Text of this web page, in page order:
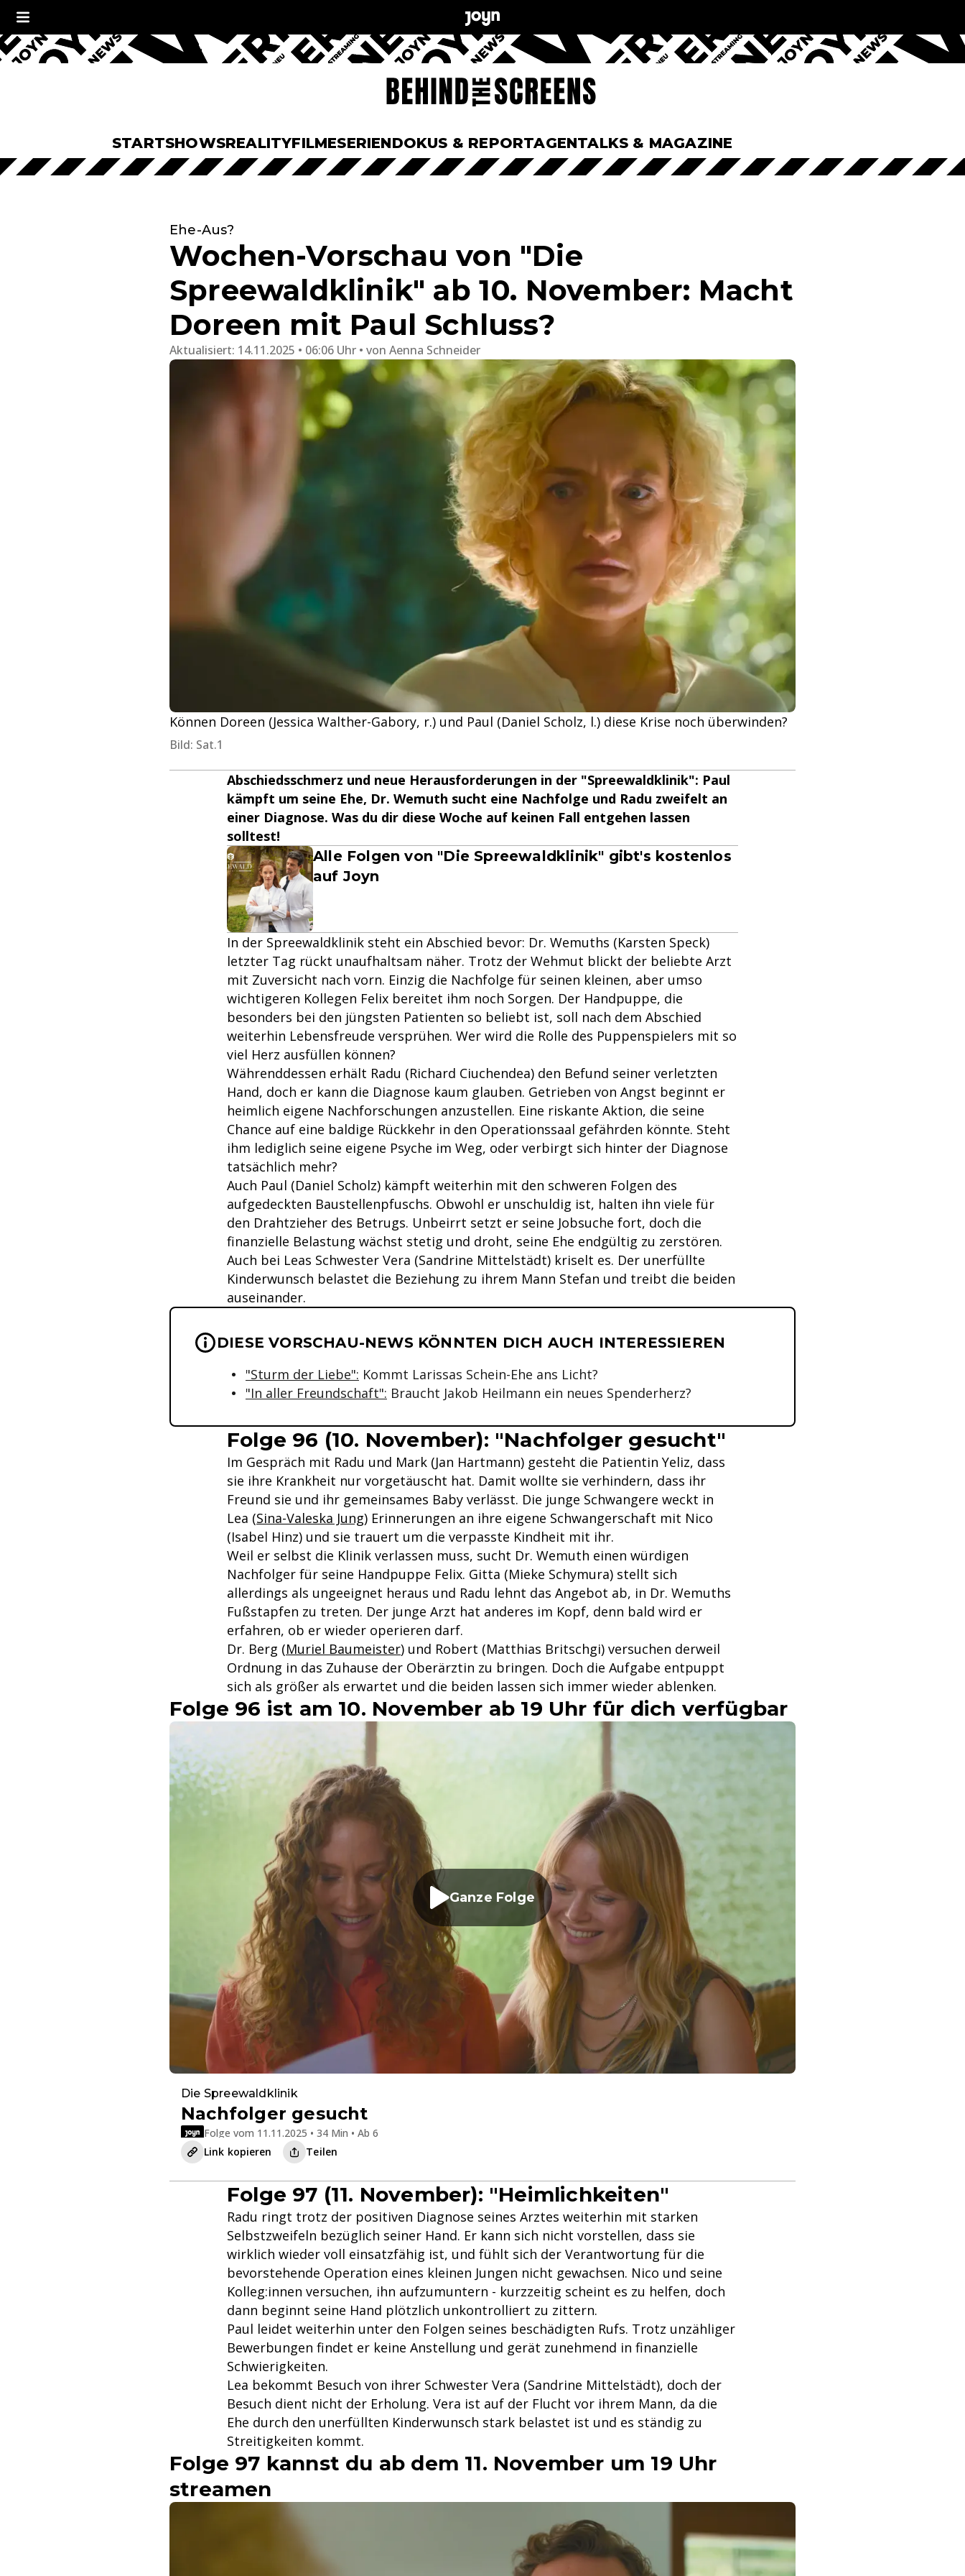
STARTSHOWSREALITYFILMESERIENDOKUS & REPORTAGENTALKS & MAGAZINE
Ehe-Aus?
Wochen-Vorschau von "Die
Spreewaldklinik" ab 10. November: Macht
Doreen mit Paul Schluss?
Aktualisiert: 14.11.2025 • 06:06 Uhr von Aenna Schneider
Können Doreen (Jessica Walther-Gabory, r.) und Paul (Daniel Scholz, l.) diese Krise noch überwinden?
Bild: Sat.1
Abschiedsschmerz und neue Herausforderungen in der "Spreewaldklinik": Paul
kämpft um seine Ehe, Dr. Wemuth sucht eine Nachfolge und Radu zweifelt an
einer Diagnose. Was du dir diese Woche auf keinen Fall entgehen lassen
solltest!
Alle Folgen von "Die Spreewaldklinik" gibt's kostenlos
auf Joyn
In der Spreewaldklinik steht ein Abschied bevor: Dr. Wemuths (Karsten Speck)
letzter Tag rückt unaufhaltsam näher. Trotz der Wehmut blickt der beliebte Arzt
mit Zuversicht nach vorn. Einzig die Nachfolge für seinen kleinen, aber umso
wichtigeren Kollegen Felix bereitet ihm noch Sorgen. Der Handpuppe, die
besonders bei den jüngsten Patienten so beliebt ist, soll nach dem Abschied
weiterhin Lebensfreude versprühen. Wer wird die Rolle des Puppenspielers mit so
viel Herz ausfüllen können?
Währenddessen erhält Radu (Richard Ciuchendea) den Befund seiner verletzten
Hand, doch er kann die Diagnose kaum glauben. Getrieben von Angst beginnt er
heimlich eigene Nachforschungen anzustellen. Eine riskante Aktion, die seine
Chance auf eine baldige Rückkehr in den Operationssaal gefährden könnte. Steht
ihm lediglich seine eigene Psyche im Weg, oder verbirgt sich hinter der Diagnose
tatsächlich mehr?
Auch Paul (Daniel Scholz) kämpft weiterhin mit den schweren Folgen des
aufgedeckten Baustellenpfuschs. Obwohl er unschuldig ist, halten ihn viele für
den Drahtzieher des Betrugs. Unbeirrt setzt er seine Jobsuche fort, doch die
finanzielle Belastung wächst stetig und droht, seine Ehe endgültig zu zerstören.
Auch bei Leas Schwester Vera (Sandrine Mittelstädt) kriselt es. Der unerfüllte
Kinderwunsch belastet die Beziehung zu ihrem Mann Stefan und treibt die beiden
auseinander.
Wichtige Hinweise & Informationen zum Inhalt
DIESE VORSCHAU-NEWS KÖNNTEN DICH AUCH INTERESSIEREN
"Sturm der Liebe": Kommt Larissas Schein-Ehe ans Licht?
"In aller Freundschaft": Braucht Jakob Heilmann ein neues Spenderherz?
Folge 96 (10. November): "Nachfolger gesucht"
Im Gespräch mit Radu und Mark (Jan Hartmann) gesteht die Patientin Yeliz, dass
sie ihre Krankheit nur vorgetäuscht hat. Damit wollte sie verhindern, dass ihr
Freund sie und ihr gemeinsames Baby verlässt. Die junge Schwangere weckt in
Lea (Sina-Valeska Jung) Erinnerungen an ihre eigene Schwangerschaft mit Nico
(Isabel Hinz) und sie trauert um die verpasste Kindheit mit ihr.
Weil er selbst die Klinik verlassen muss, sucht Dr. Wemuth einen würdigen
Nachfolger für seine Handpuppe Felix. Gitta (Mieke Schymura) stellt sich
allerdings als ungeeignet heraus und Radu lehnt das Angebot ab, in Dr. Wemuths
Fußstapfen zu treten. Der junge Arzt hat anderes im Kopf, denn bald wird er
erfahren, ob er wieder operieren darf.
Dr. Berg (Muriel Baumeister) und Robert (Matthias Britschgi) versuchen derweil
Ordnung in das Zuhause der Oberärztin zu bringen. Doch die Aufgabe entpuppt
sich als größer als erwartet und die beiden lassen sich immer wieder ablenken.
Folge 96 ist am 10. November ab 19 Uhr für dich verfügbar
Ganze Folge
Die Spreewaldklinik
Nachfolger gesucht
Folge vom 11.11.2025 • 34 Min • Ab 6
Link kopieren
Teilen
Folge 97 (11. November): "Heimlichkeiten"
Radu ringt trotz der positiven Diagnose seines Arztes weiterhin mit starken
Selbstzweifeln bezüglich seiner Hand. Er kann sich nicht vorstellen, dass sie
wirklich wieder voll einsatzfähig ist, und fühlt sich der Verantwortung für die
bevorstehende Operation eines kleinen Jungen nicht gewachsen. Nico und seine
Kolleg:innen versuchen, ihn aufzumuntern - kurzzeitig scheint es zu helfen, doch
dann beginnt seine Hand plötzlich unkontrolliert zu zittern.
Paul leidet weiterhin unter den Folgen seines beschädigten Rufs. Trotz unzähliger
Bewerbungen findet er keine Anstellung und gerät zunehmend in finanzielle
Schwierigkeiten.
Lea bekommt Besuch von ihrer Schwester Vera (Sandrine Mittelstädt), doch der
Besuch dient nicht der Erholung. Vera ist auf der Flucht vor ihrem Mann, da die
Ehe durch den unerfüllten Kinderwunsch stark belastet ist und es ständig zu
Streitigkeiten kommt.
Folge 97 kannst du ab dem 11. November um 19 Uhr
streamen